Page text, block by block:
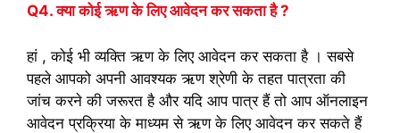
Q4. क्या कोई ऋण के लिए आवेदन कर सकता है ?
हां , कोई भी व्यक्ति ऋण के लिए आवेदन कर सकता है । सबसे
पहले आपको अपनी आवश्यक ऋण श्रेणी के तहत पात्रता की
जांच करने की जरूरत है और यदि आप पात्र हैं तो आप ऑनलाइन
आवेदन प्रक्रिया के माध्यम से ऋण के लिए आवेदन कर सकते हैं